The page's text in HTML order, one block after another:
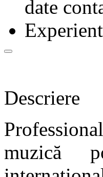
date
Descriere
muzică